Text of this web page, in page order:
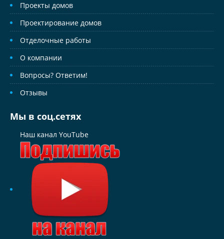
Проекты домов
Проектирование домов
Отделочные работы
О компании
Вопросы? Ответим!
Отзывы
Мы в соц.сетях
Наш канал YouTube